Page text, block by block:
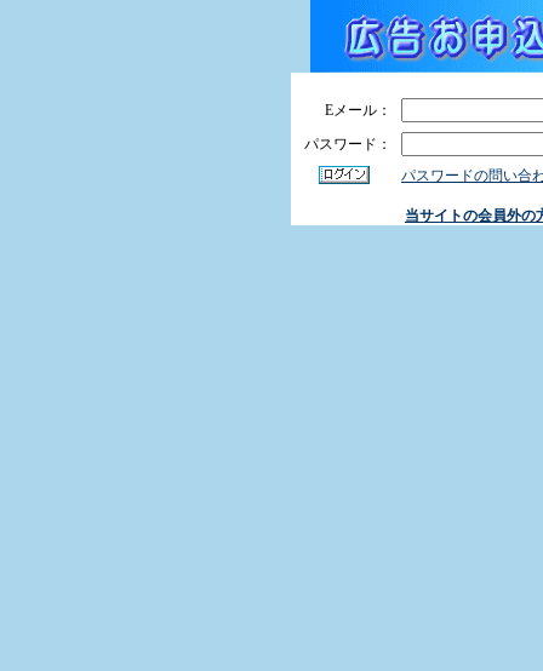
Eメール：
パスワード：
パスワードの問い合
当サイトの会員外の